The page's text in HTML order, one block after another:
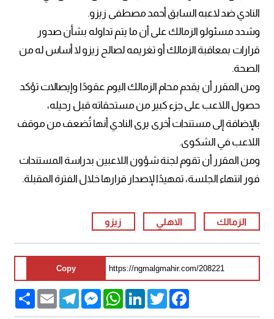
النادي ضد لاعبه السابق أحمد مصطفى زيزو.
وشدد مسئولو الزمالك على أن ما يتم تداوله بشأن صدور
قرارات بمعاقبة الزمالك أو تغريمه لصالح زيزو لا أساس له من
الصحة.
ومن المقرر أن يقدم محام الزمالك اليوم عقودًا وإيصالات تؤكد
حصول اللاعب على جزء كبير من مستحقاته قبل رحيله،
بالإضافة إلى مستندات أخرى يرى النادي أنها تُضعف من موقف
اللاعب في الشكوى.
ومن المقرر أن تقوم لجنة شؤون اللاعبين بدراسة المستندات
فور انتهاء الجلسة، تمهيدًا لإصدار قرارها خلال الفترة المقبلة.
الزمالك الاهلي زيزو
Copy
Share Email
TelegramMessengerWhatsAppLinkedInTwitter
Facebook